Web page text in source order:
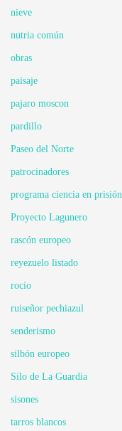
nieve
nutria común
obras
paisaje
pajaro moscon
pardillo
Paseo del Norte
patrocinadores
programa ciencia en prisión
Proyecto Lagunero
rascón europeo
reyezuelo listado
rocío
ruiseñor pechiazul
senderismo
silbón europeo
Silo de La Guardia
sisones
tarros blancos